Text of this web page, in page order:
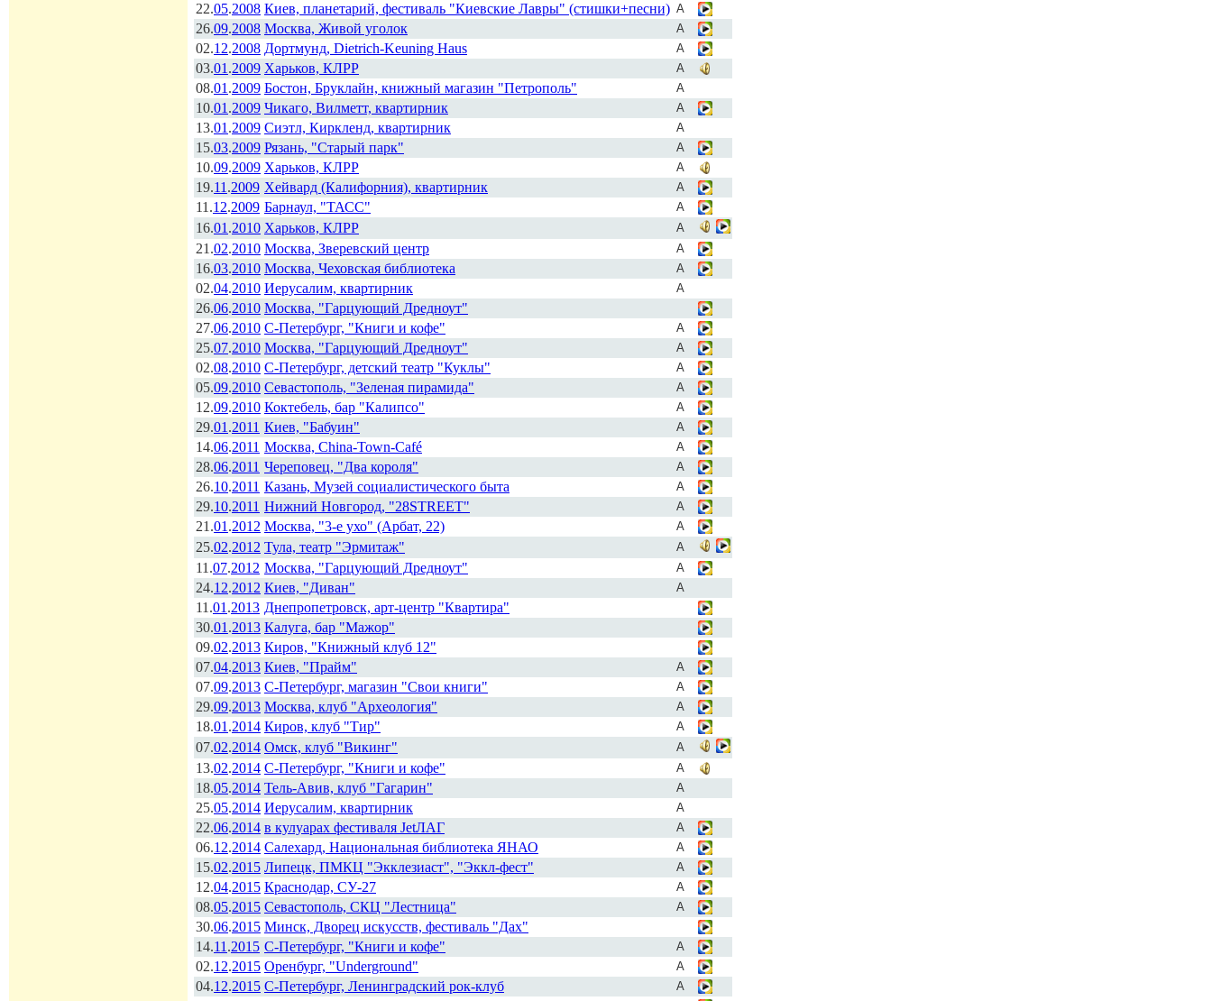
22.05.2008 Киев, планетарий, фестиваль "Киевские Лавры" (стишки+песни) А
26.09.2008 Москва, Живой уголок А
02.12.2008 Дортмунд, Dietrich-Keuning Haus А
03.01.2009 Харьков, КЛРР А
08.01.2009 Бостон, Бруклайн, книжный магазин "Петрополь" А
10.01.2009 Чикаго, Вилметт, квартирник А
13.01.2009 Сиэтл, Киркленд, квартирник А
15.03.2009 Рязань, "Старый парк" А
10.09.2009 Харьков, КЛРР А
19.11.2009 Хейвард (Калифорния), квартирник А
11.12.2009 Барнаул, "ТАСС" А
16.01.2010 Харьков, КЛРР А
21.02.2010 Москва, Зверевский центр А
16.03.2010 Москва, Чеховская библиотека А
02.04.2010 Иерусалим, квартирник А
26.06.2010 Москва, "Гарцующий Дредноут"
27.06.2010 С-Петербург, "Книги и кофе" А
25.07.2010 Москва, "Гарцующий Дредноут" А
02.08.2010 С-Петербург, детский театр "Куклы" А
05.09.2010 Севастополь, "Зеленая пирамида" А
12.09.2010 Коктебель, бар "Калипсо" А
29.01.2011 Киев, "Бабуин" А
14.06.2011 Москва, China-Town-Café А
28.06.2011 Череповец, "Два короля" А
26.10.2011 Казань, Музей социалистического быта А
29.10.2011 Нижний Новгород, "28STREET" А
21.01.2012 Москва, "3-е ухо" (Арбат, 22) А
25.02.2012 Тула, театр "Эрмитаж" А
11.07.2012 Москва, "Гарцующий Дредноут" А
24.12.2012 Киев, "Диван" А
11.01.2013 Днепропетровск, арт-центр "Квартира"
30.01.2013 Калуга, бар "Мажор"
09.02.2013 Киров, "Книжный клуб 12"
07.04.2013 Киев, "Прайм" А
07.09.2013 С-Петербург, магазин "Свои книги" А
29.09.2013 Москва, клуб "Археология" А
18.01.2014 Киров, клуб "Тир" А
07.02.2014 Омск, клуб "Викинг" А
13.02.2014 С-Петербург, "Книги и кофе" А
18.05.2014 Тель-Авив, клуб "Гагарин" А
25.05.2014 Иерусалим, квартирник А
22.06.2014 в кулуарах фестиваля JetЛАГ А
06.12.2014 Салехард, Национальная библиотека ЯНАО А
15.02.2015 Липецк, ПМКЦ "Экклезиаст", "Эккл-фест" А
12.04.2015 Краснодар, СУ-27 А
08.05.2015 Севастополь, СКЦ "Лестница" А
30.06.2015 Минск, Дворец искусств, фестиваль "Дах"
14.11.2015 С-Петербург, "Книги и кофе" А
02.12.2015 Оренбург, "Underground" А
04.12.2015 С-Петербург, Ленинградский рок-клуб А